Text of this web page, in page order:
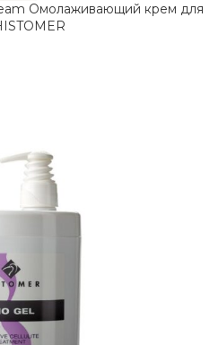
Омолаживающий крем для